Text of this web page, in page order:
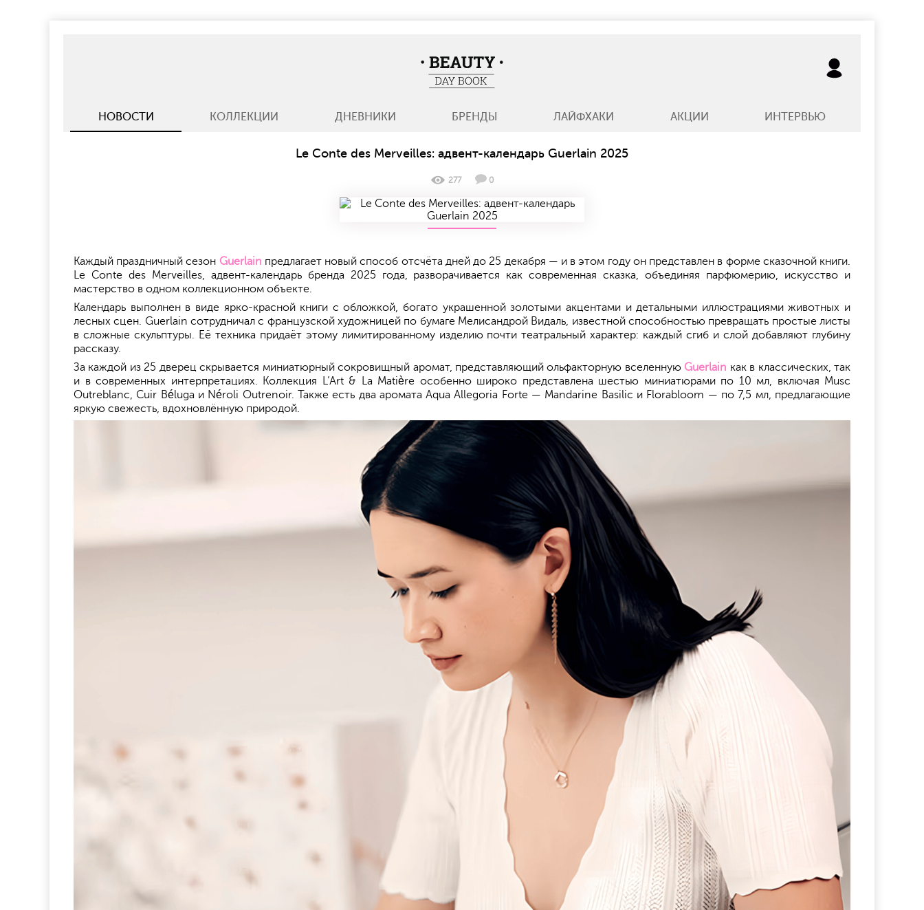
НОВОСТИ КОЛЛЕКЦИИ ДНЕВНИКИ БРЕНДЫ ЛАЙФХАКИ АКЦИИ ИНТЕРВЬЮ
BeautyDayBook
Le Conte des Merveilles: адвент-календарь Guerlain 2025
277 0
Каждый праздничный сезон Guerlain предлагает новый способ отсчёта дней до 25 декабря — и в этом году он представлен в форме сказочной книги.
Le Conte des Merveilles, адвент-календарь бренда 2025 года, разворачивается как современная сказка, объединяя парфюмерию, искусство и
мастерство в одном коллекционном объекте.
Календарь выполнен в виде ярко-красной книги с обложкой, богато украшенной золотыми акцентами и детальными иллюстрациями животных и
лесных сцен. Guerlain сотрудничал с французской художницей по бумаге Мелисандрой Видаль, известной способностью превращать простые листы
в сложные скульптуры. Её техника придаёт этому лимитированному изделию почти театральный характер: каждый сгиб и слой добавляют глубину
рассказу.
За каждой из 25 дверец скрывается миниатюрный сокровищный аромат, представляющий ольфакторную вселенную Guerlain как в классических, так
и в современных интерпретациях. Коллекция L’Art & La Matière особенно широко представлена шестью миниатюрами по 10 мл, включая Musc
Outreblanc, Cuir Béluga и Néroli Outrenoir. Также есть два аромата Aqua Allegoria Forte — Mandarine Basilic и Florabloom — по 7,5 мл, предлагающие
яркую свежесть, вдохновлённую природой.